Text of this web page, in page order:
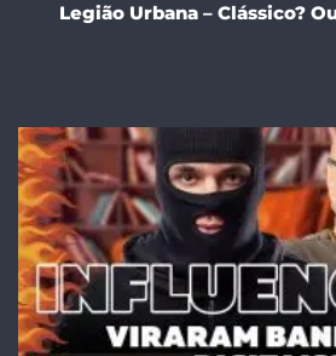
Legião Urbana – Clássico?